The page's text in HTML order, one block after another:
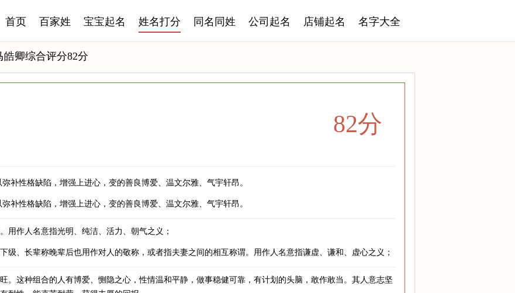
首页 百家姓 宝宝起名 姓名打分 同名同姓 公司起名 店铺起名 名字大全
皓卿综合评分82分
82分
补性格缺陷，增强上进心，变的善良博爱、温文尔雅、气宇轩昂。
补性格缺陷，增强上进心，变的善良博爱、温文尔雅、气宇轩昂。
用作人名意指光明、纯洁、活力、朝气之义；
级、长辈称晚辈后也用作对人的敬称，或者指夫妻之间的相互称谓。用作人名意指谦虚、谦和、虚心之义；
。这种组合的人有博爱、恻隐之心，性情温和平静，做事稳健可靠，有计划的头脑，敢作敢当。其人意志坚